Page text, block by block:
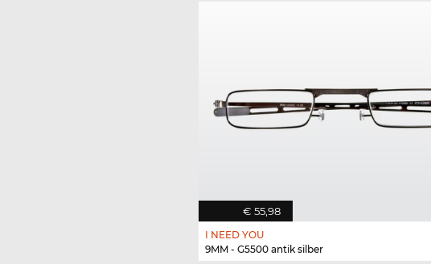
€ 55,98
I NEED YOU
9MM - G5500 antik silber